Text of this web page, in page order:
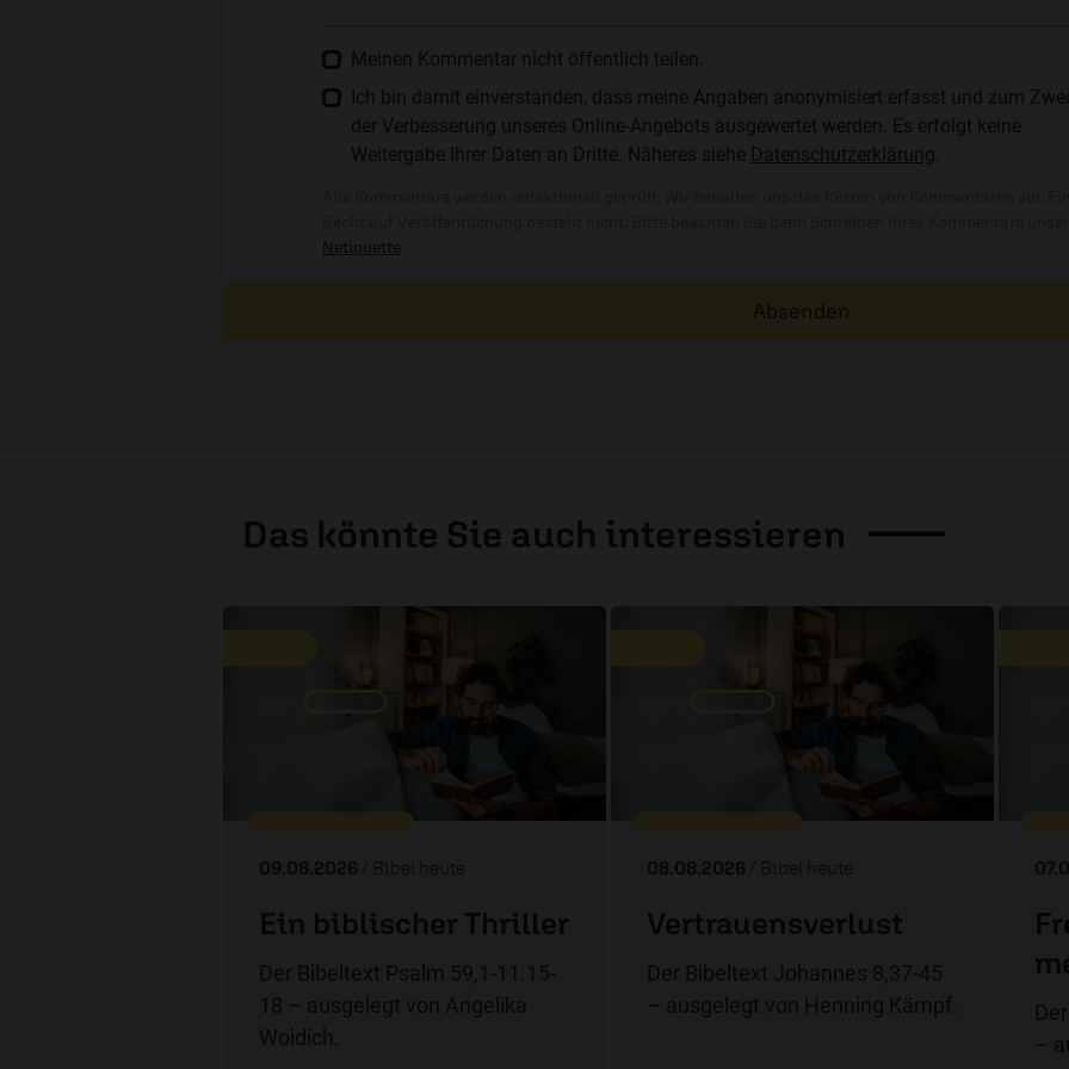
Meinen Kommentar nicht öffentlich teilen.
Ich bin damit einverstanden, dass meine Angaben anonymisiert erfasst und zum
der Verbesserung unseres Online-Angebots ausgewertet werden. Es erfolgt keine
Weitergabe Ihrer Daten an Dritte. Näheres siehe Datenschutzerklärung
Netiquette
Absenden
Das könnte Sie auch interessieren
09.08.2026 / Bibel heute
Ein biblischer Thriller
Der Bibeltext Psalm 59,1-11.15-
18 – ausgelegt von Angelika
Woidich.
08.08.2026 / Bibel heute
Vertrauensverlust
Der Bibeltext Johannes 8,37-45
– ausgelegt von Henning Kämpf.
–